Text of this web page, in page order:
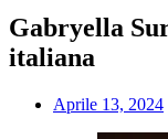
Gabryella
italiana
Aprile 13, 2024